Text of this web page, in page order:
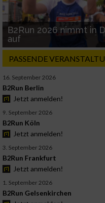
B2Run 2026 nimmt in
auf
PASSENDE
16. September 2026
B2Run Berlin
Jetzt anmelden!
9. September 2026
B2Run Köln
Jetzt anmelden!
3. September 2026
B2Run Frankfurt
Jetzt anmelden!
1. September 2026
B2Run Gelsenkirchen